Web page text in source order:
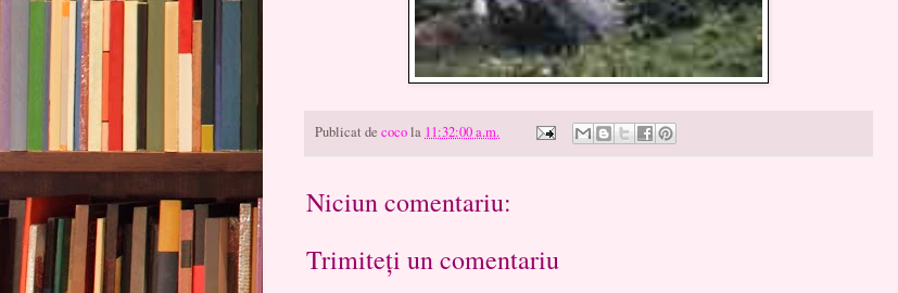
Publicat de cocola 11:32:00 a.m.
Niciun comentariu:
Trimiteți un comentariu